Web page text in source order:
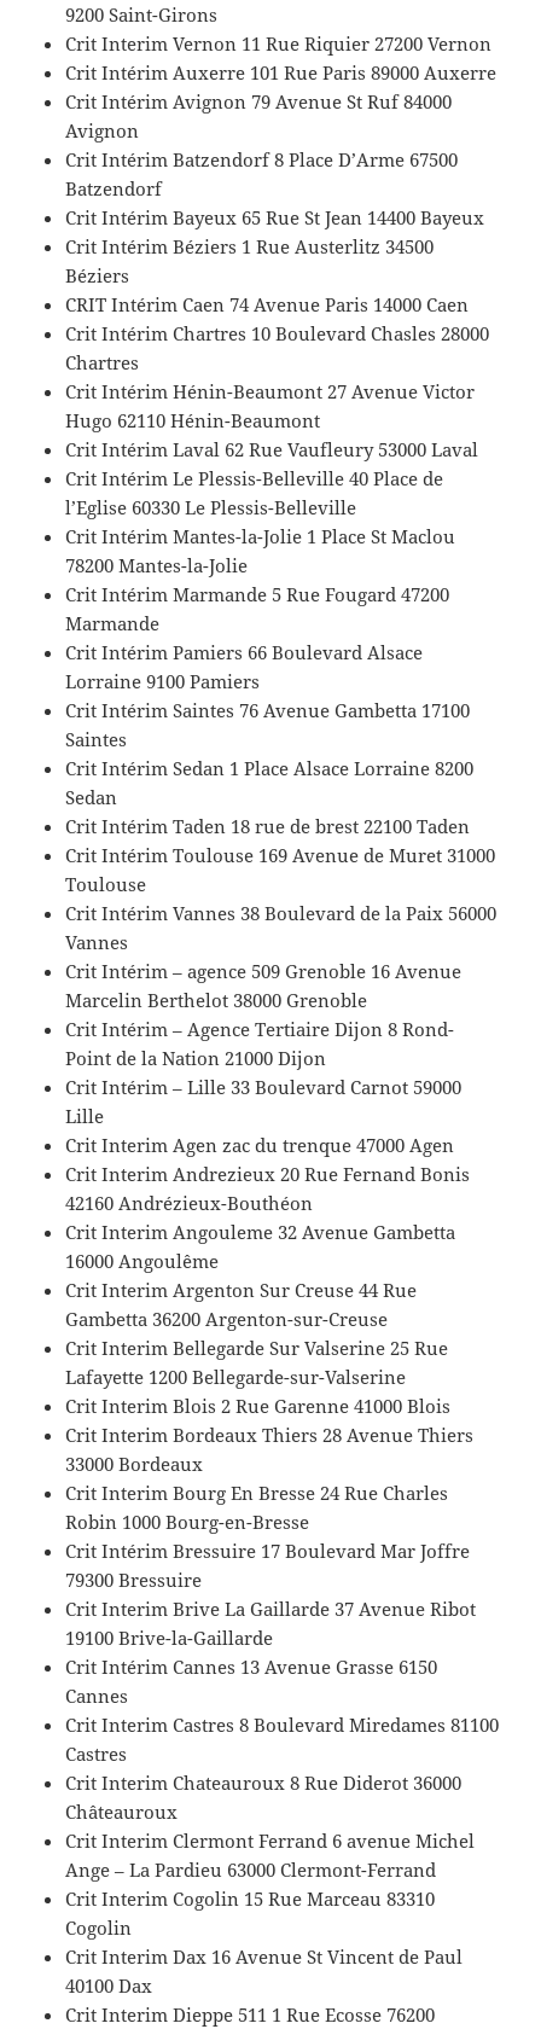
9200 Saint-Girons
Crit Interim Vernon 11 Rue Riquier 27200 Vernon
Crit Intérim Auxerre 101 Rue Paris 89000 Auxerre
Crit Intérim Avignon 79 Avenue St Ruf 84000
Avignon
Crit Intérim Batzendorf 8 Place D’Arme 67500
Batzendorf
Crit Intérim Bayeux 65 Rue St Jean 14400 Bayeux
Crit Intérim Béziers 1 Rue Austerlitz 34500
Béziers
CRIT Intérim Caen 74 Avenue Paris 14000 Caen
Crit Intérim Chartres 10 Boulevard Chasles 28000
Chartres
Crit Intérim Hénin-Beaumont 27 Avenue Victor
Hugo 62110 Hénin-Beaumont
Crit Intérim Laval 62 Rue Vaufleury 53000 Laval
Crit Intérim Le Plessis-Belleville 40 Place de
l’Eglise 60330 Le Plessis-Belleville
Crit Intérim Mantes-la-Jolie 1 Place St Maclou
78200 Mantes-la-Jolie
Crit Intérim Marmande 5 Rue Fougard 47200
Marmande
Crit Intérim Pamiers 66 Boulevard Alsace
Lorraine 9100 Pamiers
Crit Intérim Saintes 76 Avenue Gambetta 17100
Saintes
Crit Intérim Sedan 1 Place Alsace Lorraine 8200
Sedan
Crit Intérim Taden 18 rue de brest 22100 Taden
Crit Intérim Toulouse 169 Avenue de Muret 31000
Toulouse
Crit Intérim Vannes 38 Boulevard de la Paix 56000
Vannes
Crit Intérim – agence 509 Grenoble 16 Avenue
Marcelin Berthelot 38000 Grenoble
Crit Intérim – Agence Tertiaire Dijon 8 Rond-
Point de la Nation 21000 Dijon
Crit Intérim – Lille 33 Boulevard Carnot 59000
Lille
Crit Interim Agen zac du trenque 47000 Agen
Crit Interim Andrezieux 20 Rue Fernand Bonis
42160 Andrézieux-Bouthéon
Crit Interim Angouleme 32 Avenue Gambetta
16000 Angoulême
Crit Interim Argenton Sur Creuse 44 Rue
Gambetta 36200 Argenton-sur-Creuse
Crit Interim Bellegarde Sur Valserine 25 Rue
Lafayette 1200 Bellegarde-sur-Valserine
Crit Interim Blois 2 Rue Garenne 41000 Blois
Crit Interim Bordeaux Thiers 28 Avenue Thiers
33000 Bordeaux
Crit Interim Bourg En Bresse 24 Rue Charles
Robin 1000 Bourg-en-Bresse
Crit Intérim Bressuire 17 Boulevard Mar Joffre
79300 Bressuire
Crit Interim Brive La Gaillarde 37 Avenue Ribot
19100 Brive-la-Gaillarde
Crit Intérim Cannes 13 Avenue Grasse 6150
Cannes
Crit Interim Castres 8 Boulevard Miredames 81100
Castres
Crit Interim Chateauroux 8 Rue Diderot 36000
Châteauroux
Crit Interim Clermont Ferrand 6 avenue Michel
Ange – La Pardieu 63000 Clermont-Ferrand
Crit Interim Cogolin 15 Rue Marceau 83310
Cogolin
Crit Interim Dax 16 Avenue St Vincent de Paul
40100 Dax
Crit Interim Dieppe 511 1 Rue Ecosse 76200